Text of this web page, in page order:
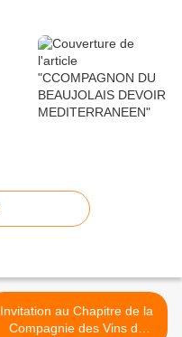
Invitation au Chapitre de la
Compagnie des Vins de